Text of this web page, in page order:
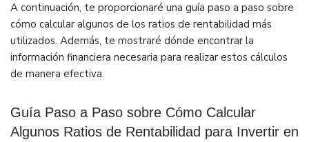
A continuación, te proporcionaré una guía paso a paso sobre
cómo calcular algunos de los ratios de rentabilidad más
utilizados. Además, te mostraré dónde encontrar la
información financiera necesaria para realizar estos cálculos
de manera efectiva.
Guía Paso a Paso sobre Cómo Calcular
Algunos Ratios de Rentabilidad para Invertir en